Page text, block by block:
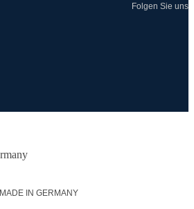
Folgen Sie uns
MADE IN GERMANY